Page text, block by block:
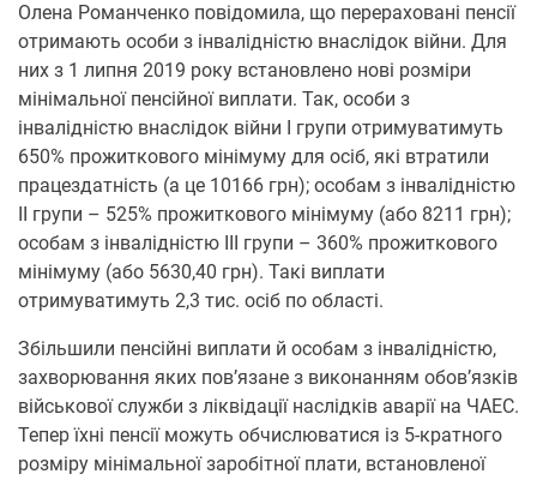
Олена Романченко повідомила, що перераховані пенсії
отримають особи з інвалідністю внаслідок війни. Для
них з 1 липня 2019 року встановлено нові розміри
мінімальної пенсійної виплати. Так, особи з
інвалідністю внаслідок війни І групи отримуватимуть
650% прожиткового мінімуму для осіб, які втратили
працездатність (а це 10166 грн); особам з інвалідністю
ІІ групи – 525% прожиткового мінімуму (або 8211 грн);
особам з інвалідністю ІІІ групи – 360% прожиткового
мінімуму (або 5630,40 грн). Такі виплати
отримуватимуть 2,3 тис. осіб по області.
Збільшили пенсійні виплати й особам з інвалідністю,
захворювання яких пов’язане з виконанням обов’язків
військової служби з ліквідації наслідків аварії на ЧАЕС.
Тепер їхні пенсії можуть обчислюватися із 5-кратного
розміру мінімальної заробітної плати, встановленої